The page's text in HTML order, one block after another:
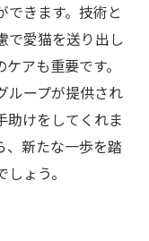
きます。技術と
で愛猫を送り出し
アも重要です。
ループが提供され
助けをしてくれま
、新たな一歩を踏
ょう。